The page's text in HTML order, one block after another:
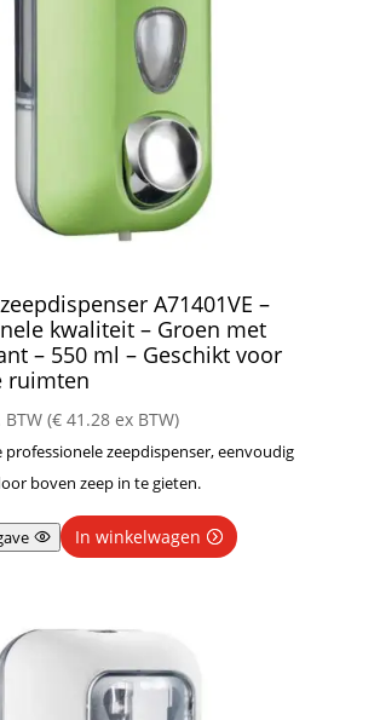
A71401VE –
kwaliteit – Groen met
– 550 ml – Geschikt voor
ruimten
(€41.28ex BTW)
professionele zeepdispenser, eenvoudig
boven zeep in te gieten.
In winkelwagen